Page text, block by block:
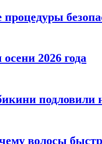
2026 года
подловили
волосы